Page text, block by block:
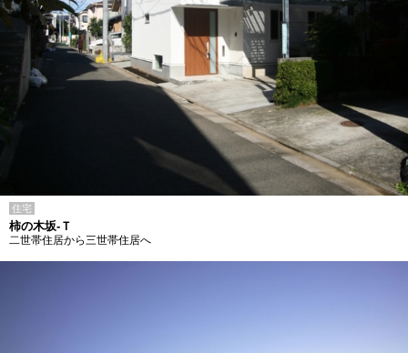
住宅
柿の木坂-Ｔ
二世帯住居から三世帯住居へ